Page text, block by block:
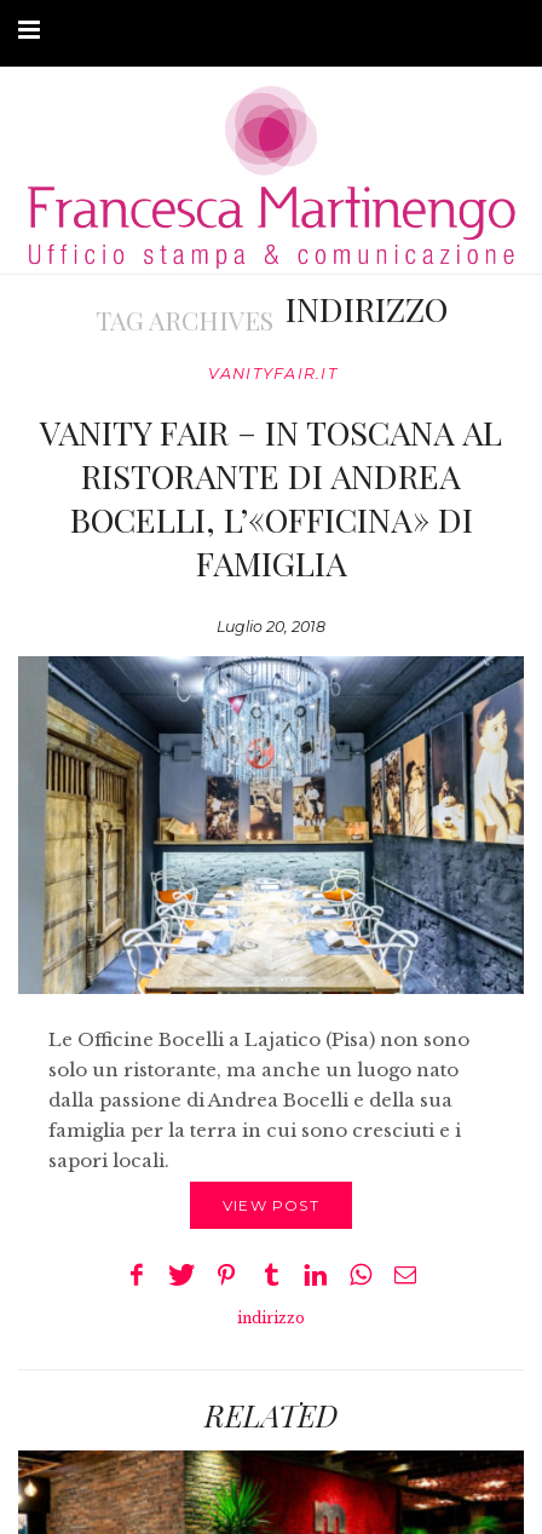
ARTICOLI
MODA ADATTIVA
CONTATTITAG ARCHIVES INDIRIZZO
VANITYFAIR.IT
VANITY FAIR – IN TOSCANA AL
RISTORANTE DI ANDREA
BOCELLI, L’«OFFICINA» DI
FAMIGLIA
Luglio 20, 2018
Le Officine Bocelli a Lajatico (Pisa) non sono
solo un ristorante, ma anche un luogo nato
dalla passione di Andrea Bocelli e della sua
famiglia per la terra in cui sono cresciuti e i
sapori locali.
VIEW POST
indirizzo
RELATED